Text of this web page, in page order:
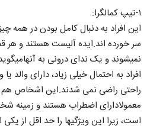
۱-تیپ کمالگرا:
این افراد به دنبال کامل بودن در همه
سر خورده اند.ایده آلیست هستند و هر
نمیشوند و یک ندای درونی به
افراد به احتمال خیلی زیاد، دارای والد
راحتی راضی نمی شدند.این اشخاص هم
معمولادارای اضطراب هستند و زمینه
است، زیرا این ویژگیها را حد اقل از یکی